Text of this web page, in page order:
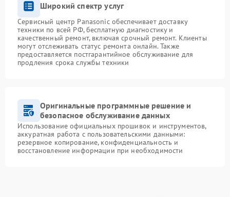
Широкий спектр услуг
Сервисный центр Panasonic обеспечивает доставку
техники по всей РФ, бесплатную диагностику и
качественный ремонт, включая срочный ремонт. Клиенты
могут отслеживать статус ремонта онлайн. Также
предоставляется постгарантийное обслуживание для
продления срока службы техники
Оригинальные программные решение и
безопасное обслуживание данных
Использование официальных прошивок и инструментов,
аккуратная работа с пользовательскими данными:
резервное копирование, конфиденциальность и
восстановление информации при необходимости